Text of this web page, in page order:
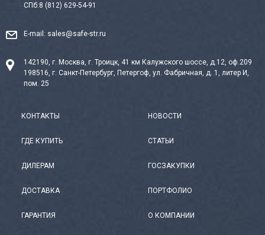
СПб:8 (812) 629-54-91
E-mail: sales@safe-str.ru
142190, г. Москва, г. Троицк, 41 км Калужского шоссе, д.12, оф.209
198516, г. Санкт-Петербург, Петергоф, ул. Фабричная, д. 1, литер И,
пом. 25
КОНТАКТЫ
ГДЕ КУПИТЬ
ДИЛЕРАМ
ДОСТАВКА
ГАРАНТИЯ
НОВОСТИ
СТАТЬИ
ГОСЗАКУПКИ
ПОРТФОЛИО
О КОМПАНИИ